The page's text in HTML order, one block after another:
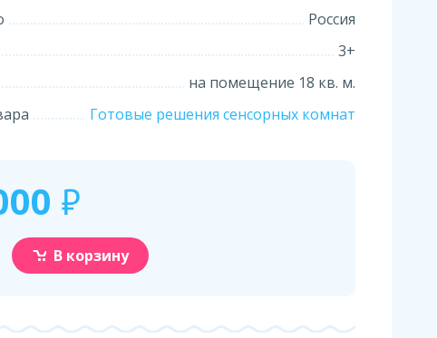
Россия
3+
на помещение 18 кв. м.
Готовые решения сенсорных комнат
₽
В корзину